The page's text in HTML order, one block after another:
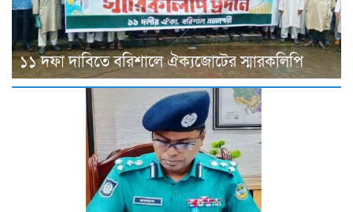
১১ দফা দাবিতে বরিশালে ঐক্যজোটের স্মারকলিপি